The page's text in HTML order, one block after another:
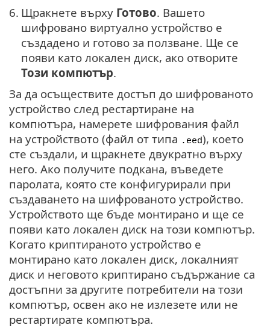
6. Щракнете върху Готово. Вашето
шифровано виртуално устройство е
създадено и готово за ползване. Ще се
появи като локален диск, ако отворите
Този компютър.
За да осъществите достъп до шифрованото
устройство след рестартиране на
компютъра, намерете шифрования файл
на устройството (файл от типа .eed), което
сте създали, и щракнете двукратно върху
него. Ако получите подкана, въведете
паролата, която сте конфигурирали при
създаването на шифрованото устройство.
Устройството ще бъде монтирано и ще се
появи като локален диск на този компютър.
Когато криптираното устройство е
монтирано като локален диск, локалният
диск и неговото криптирано съдържание са
достъпни за другите потребители на този
компютър, освен ако не излезете или не
рестартирате компютъра.